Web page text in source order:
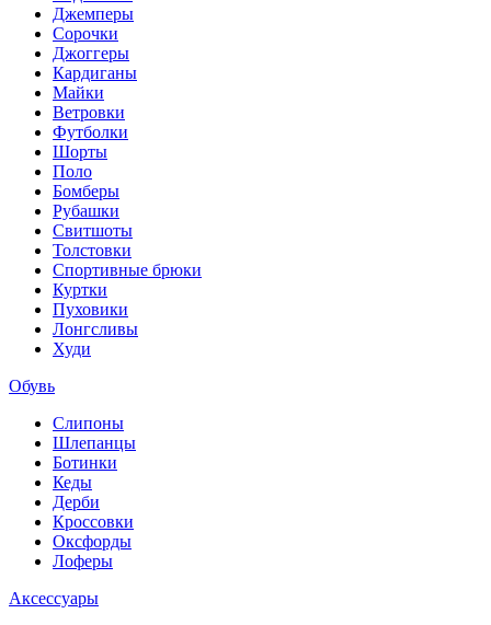
Джемперы
Сорочки
Джоггеры
Кардиганы
Майки
Ветровки
Футболки
Шорты
Поло
Бомберы
Рубашки
Свитшоты
Толстовки
Спортивные брюки
Куртки
Пуховики
Лонгсливы
Худи
Обувь
Слипоны
Шлепанцы
Ботинки
Кеды
Дерби
Кроссовки
Оксфорды
Лоферы
Аксессуары